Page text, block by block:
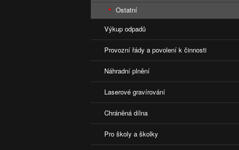
Ostatní
Výkup odpadů
Provozní řády a povolení k činnosti
Náhradní plnění
Laserové gravírování
Chráněná dílna
Pro školy a školky